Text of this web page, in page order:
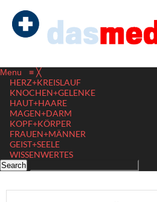
Menu ≡ ╳
HERZ+KREISLAUF
KNOCHEN+GELENKE
HAUT+HAARE
MAGEN+DARM
KOPF+KÖRPER
FRAUEN+MÄNNER
GEIST+SEELE
WISSENWERTES